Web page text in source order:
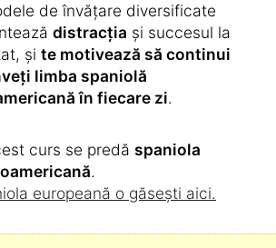
de învățare diversificate
distracția și succesul la
și te motivează să continui
limba spaniolă
în fiecare zi.
curs se predă spaniola
.
europeană o găsești aici.